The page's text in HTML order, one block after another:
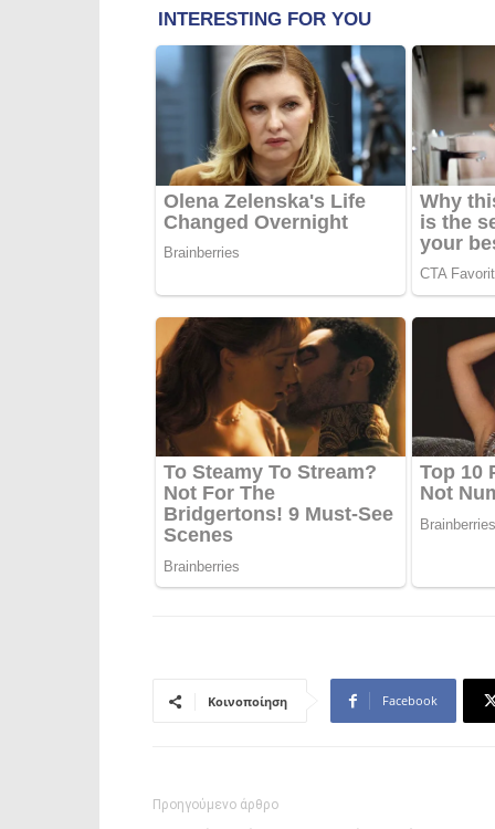
Κοινοποίηση Facebook
Προηγούμενο άρθρο